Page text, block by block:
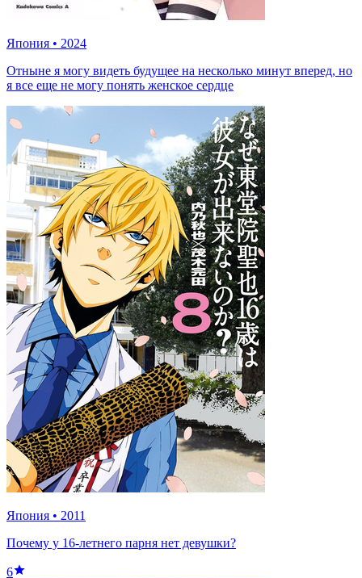
Япония • 2024
Отныне я могу видеть будущее на несколько минут вперед, но
я все еще не могу понять женское сердце
Япония • 2011
Почему у 16-летнего парня нет девушки?
6